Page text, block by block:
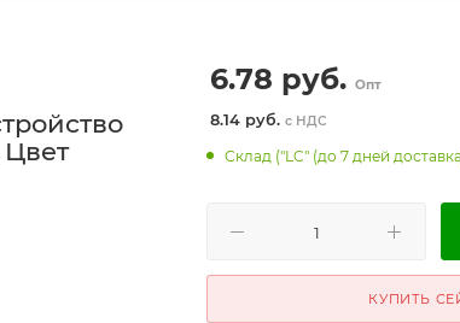
6.78 руб. Опт
8.14 руб.с НДС
Склад ("LC" (до 7 дней
КУПИТЬ